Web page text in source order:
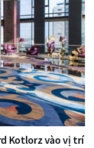
Kotlorz vào vị trí